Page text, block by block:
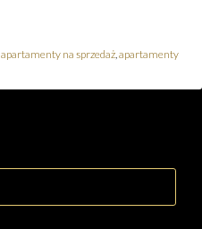
apartamenty na sprzedaż, apartamenty